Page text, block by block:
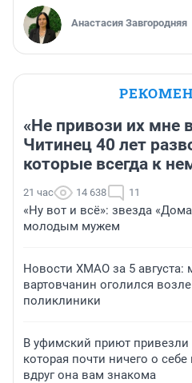
Анастасия Завгородняя
«Не привози их мне
Читинец 40 лет
которые всегда к
21 час 14 638 11
«Ну вот и всё»: звезда
молодым мужем
Новости ХМАО за 5 августа:
вартовчанин оголился
поликлиники
В уфимский приют привезли
которая почти ничего о
вдруг она вам знакома